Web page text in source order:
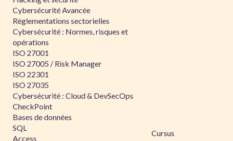
Cybersécurité Avancée
Règlementations sectorielles
Cybersécurité : Normes, risques et
opérations
ISO 27001
ISO 27005 / Risk Manager
ISO 22301
ISO 27035
Cybersécurité : Cloud & DevSecOps
CheckPoint
Bases de données
SQL
Access
Cursus